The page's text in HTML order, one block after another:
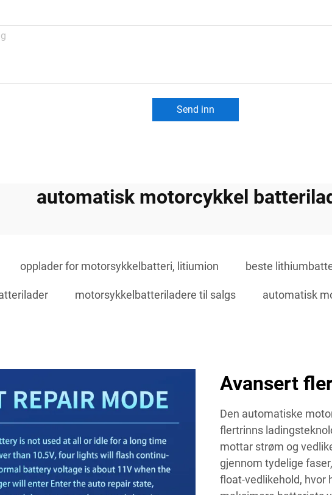
Send inn
automatisk motorcykkel
opplader for motorsykkelbatteri, litiumion beste
motorsykkelbatteriladere til salgs automatisk
Avansert
Den automatiske
flertrinns
mottar strøm og
gjennom tydelige
float-vedlikehold, hvor